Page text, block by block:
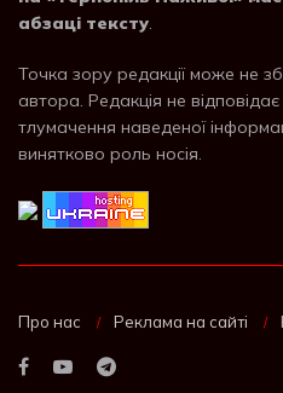
абзаці тексту.
Точка зору редакції може не
автора. Редакція не
тлумачення наведеної
винятково роль носія.
Про нас Реклама на сайті